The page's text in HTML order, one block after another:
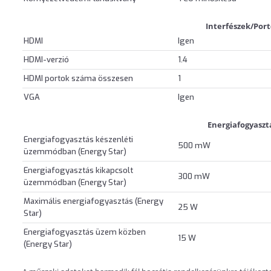
Interfészek/
HDMI
Igen
HDMI-verzió
1.4
HDMI portok száma összesen
1
VGA
Igen
Energiafogyasztás készenléti
üzemmódban (Energy Star)
500 mW
Energiafogyasztás kikapcsolt
üzemmódban (Energy Star)
300 mW
Maximális energiafogyasztás (Energy
Star)
25 W
Energiafogyasztás üzem közben
(Energy Star)
15 W